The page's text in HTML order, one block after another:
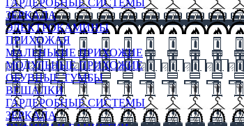
ГАРДЕРОБНЫЕ СИСТЕМЫ
ЗЕРКАЛА
ЭЛЕКТРОКАМИНЫ
ПРИХОЖАЯ
МАЛЕНЬКИЕ ПРИХОЖИЕ
МОДУЛЬНЫЕ ПРИХОЖИЕ
ОБУВНЫЕ ТУМБЫ
ВЕШАЛКИ
ГАРДЕРОБНЫЕ СИСТЕМЫ
ЗЕРКАЛА